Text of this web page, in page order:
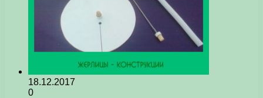
18.12.2017
0